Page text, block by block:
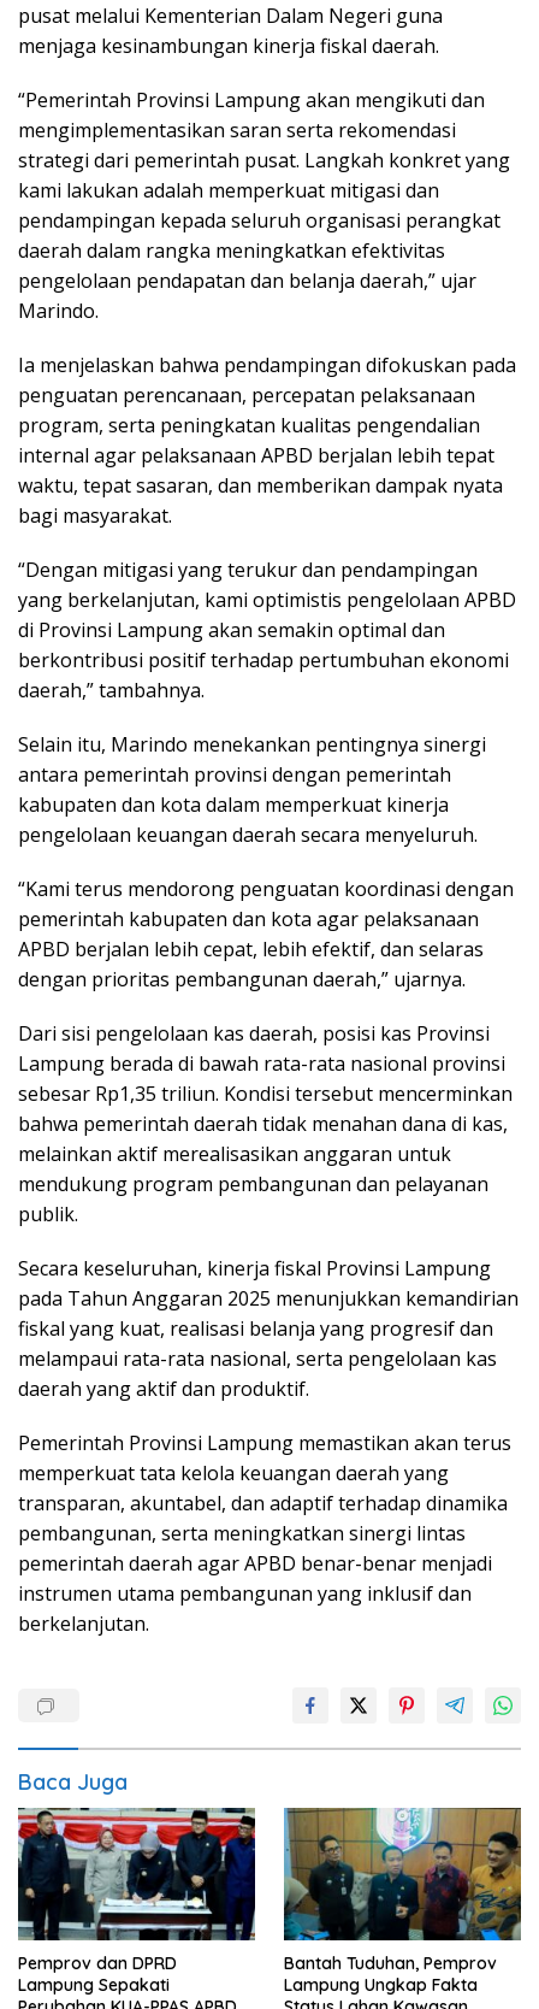
pusat melalui Kementerian Dalam Negeri guna
menjaga kesinambungan kinerja fiskal daerah.
“Pemerintah Provinsi Lampung akan mengikuti dan
mengimplementasikan saran serta rekomendasi
strategi dari pemerintah pusat. Langkah konkret yang
kami lakukan adalah memperkuat mitigasi dan
pendampingan kepada seluruh organisasi perangkat
daerah dalam rangka meningkatkan efektivitas
pengelolaan pendapatan dan belanja daerah,” ujar
Marindo.
Ia menjelaskan bahwa pendampingan difokuskan pada
penguatan perencanaan, percepatan pelaksanaan
program, serta peningkatan kualitas pengendalian
internal agar pelaksanaan APBD berjalan lebih tepat
waktu, tepat sasaran, dan memberikan dampak nyata
bagi masyarakat.
“Dengan mitigasi yang terukur dan pendampingan
yang berkelanjutan, kami optimistis pengelolaan APBD
di Provinsi Lampung akan semakin optimal dan
berkontribusi positif terhadap pertumbuhan ekonomi
daerah,” tambahnya.
Selain itu, Marindo menekankan pentingnya sinergi
antara pemerintah provinsi dengan pemerintah
kabupaten dan kota dalam memperkuat kinerja
pengelolaan keuangan daerah secara menyeluruh.
“Kami terus mendorong penguatan koordinasi dengan
pemerintah kabupaten dan kota agar pelaksanaan
APBD berjalan lebih cepat, lebih efektif, dan selaras
dengan prioritas pembangunan daerah,” ujarnya.
Dari sisi pengelolaan kas daerah, posisi kas Provinsi
Lampung berada di bawah rata-rata nasional provinsi
sebesar Rp1,35 triliun. Kondisi tersebut mencerminkan
bahwa pemerintah daerah tidak menahan dana di kas,
melainkan aktif merealisasikan anggaran untuk
mendukung program pembangunan dan pelayanan
publik.
Secara keseluruhan, kinerja fiskal Provinsi Lampung
pada Tahun Anggaran 2025 menunjukkan kemandirian
fiskal yang kuat, realisasi belanja yang progresif dan
melampaui rata-rata nasional, serta pengelolaan kas
daerah yang aktif dan produktif.
Pemerintah Provinsi Lampung memastikan akan terus
memperkuat tata kelola keuangan daerah yang
transparan, akuntabel, dan adaptif terhadap dinamika
pembangunan, serta meningkatkan sinergi lintas
pemerintah daerah agar APBD benar-benar menjadi
instrumen utama pembangunan yang inklusif dan
berkelanjutan.
Baca Juga
Pemprov dan DPRD
Lampung Sepakati
Bantah Tuduhan, Pemprov
Lampung Ungkap Fakta